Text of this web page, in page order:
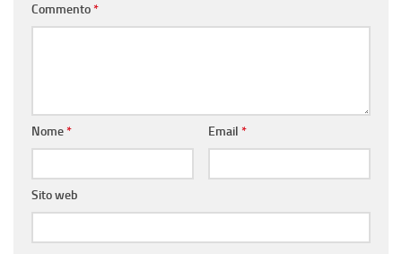
Commento*
Nome* Email *
Sito web